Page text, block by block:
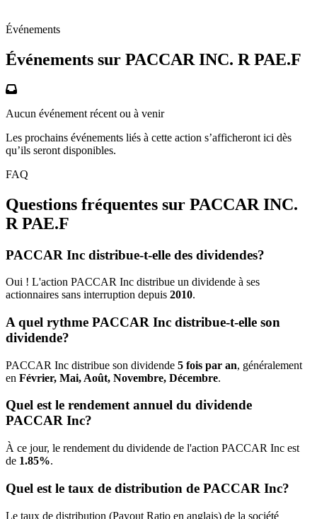
Événements
Événements sur PACCAR INC. R PAE.F
Aucun événement récent ou à venir
Les prochains événements liés à cette action s’afficheront ici dès
qu’ils seront disponibles.
FAQ
Questions fréquentes sur PACCAR INC.
R PAE.F
PACCAR Inc distribue-t-elle des dividendes?
Oui ! L'action PACCAR Inc distribue un dividende à ses
actionnaires sans interruption depuis 2010.
A quel rythme PACCAR Inc distribue-t-elle son
dividende?
PACCAR Inc distribue son dividende 5 fois par an, généralement
en Février, Mai, Août, Novembre, Décembre.
Quel est le rendement annuel du dividende
PACCAR Inc?
À ce jour, le rendement du dividende de l'action PACCAR Inc est
de 1.85%.
Quel est le taux de distribution de PACCAR Inc?
Le taux de distribution (Payout Ratio en anglais) de la société